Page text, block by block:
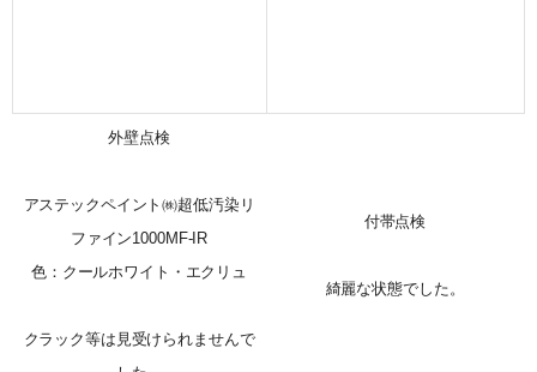
外壁点検
アステックペイント㈱超低汚染リ
ファイン1000MF-IR
色：クールホワイト・エクリュ
クラック等は見受けられませんで
付帯点検
綺麗な状態でした。